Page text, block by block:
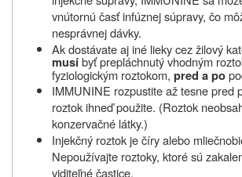
vnútornú časť infúznej súpravy, čo
nesprávnej dávky.
Ak dostávate aj iné lieky cez žilový
musíbyť prepláchnutý vhodným
fyziologickým roztokom, pred a po
IMMUNINE rozpustite až tesne pred
roztok ihneď použite. (Roztok
konzervačné látky.)
Injekčný roztok je číry alebo
Nepoužívajte roztoky, ktoré sú
viditeľné častice.